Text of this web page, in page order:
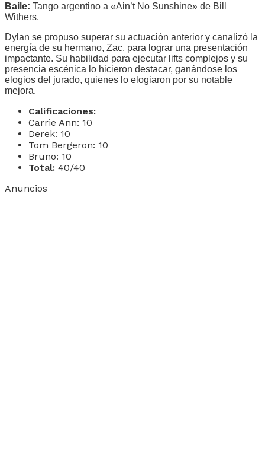
Baile: Tango argentino a «Ain’t No Sunshine» de Bill
Withers.
Dylan se propuso superar su actuación anterior y canalizó la
energía de su hermano, Zac, para lograr una presentación
impactante. Su habilidad para ejecutar lifts complejos y su
presencia escénica lo hicieron destacar, ganándose los
elogios del jurado, quienes lo elogiaron por su notable
mejora.
Calificaciones:
Carrie Ann: 10
Derek: 10
Tom Bergeron: 10
Bruno: 10
Total: 40/40
Anuncios